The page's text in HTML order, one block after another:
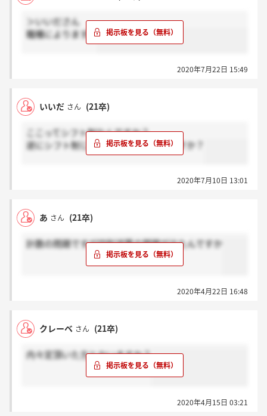
＞いいださん
職種によります。
2020年7月22日 15:49
いいだ さん (21卒)
ここってシフト制なんですか？
逆にシフト制じゃない職場ってどこですか？
2020年7月10日 13:01
あ さん (21卒)
計数の問題ですが四則逆算の問題が出たんですか
2020年4月22日 16:48
クレーベ さん (21卒)
内々定頂いた方とかいますか？
2020年4月15日 03:21